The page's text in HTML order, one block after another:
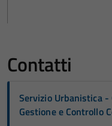
Contatti
Servizio Urbanistica
Gestione e Controllo